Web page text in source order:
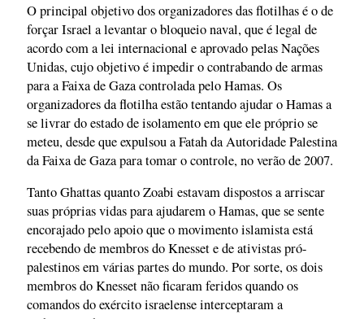
O principal objetivo dos organizadores das flotilhas é o de
forçar Israel a levantar o bloqueio naval, que é legal de
acordo com a lei internacional e aprovado pelas Nações
Unidas, cujo objetivo é impedir o contrabando de armas
para a Faixa de Gaza controlada pelo Hamas. Os
organizadores da flotilha estão tentando ajudar o Hamas a
se livrar do estado de isolamento em que ele próprio se
meteu, desde que expulsou a Fatah da Autoridade Palestina
da Faixa de Gaza para tomar o controle, no verão de 2007.
Tanto Ghattas quanto Zoabi estavam dispostos a arriscar
suas próprias vidas para ajudarem o Hamas, que se sente
encorajado pelo apoio que o movimento islamista está
recebendo de membros do Knesset e de ativistas pró-
palestinos em várias partes do mundo. Por sorte, os dois
membros do Knesset não ficaram feridos quando os
comandos do exército israelense interceptaram a